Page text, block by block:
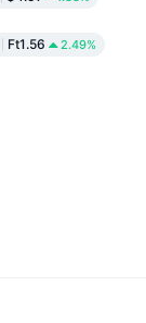
Ft1.56 2.49%